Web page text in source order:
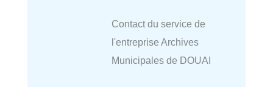
Contact du service de
l'entreprise Archives
Municipales de DOUAI